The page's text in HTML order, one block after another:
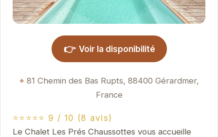
👉 Voir la disponibilité
81 Chemin des Bas Rupts, 88400 Gérardmer,
France
⭐⭐⭐⭐⭐ 9 / 10 (8 avis)
Le Chalet Les Prés Chaussottes vous accueille